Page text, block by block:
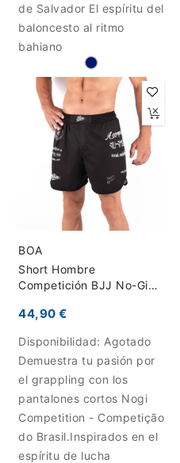
de Salvador El espíritu del
baloncesto al ritmo
bahiano
BOA
Short Hombre
Competición BJJ No-Gi
44,90 €
Disponibilidad: Agotado
Demuestra tu pasión por
el grappling con los
pantalones cortos Nogi
Competition - Competição
do Brasil.Inspirados en el
espíritu de lucha